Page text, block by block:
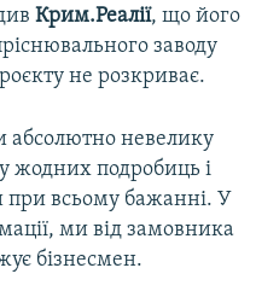
Крим.Реалії, що його
заводу
не розкриває.
абсолютно невелику
жодних подробиць і
при всьому бажанні. У
ми від замовника
бізнесмен.